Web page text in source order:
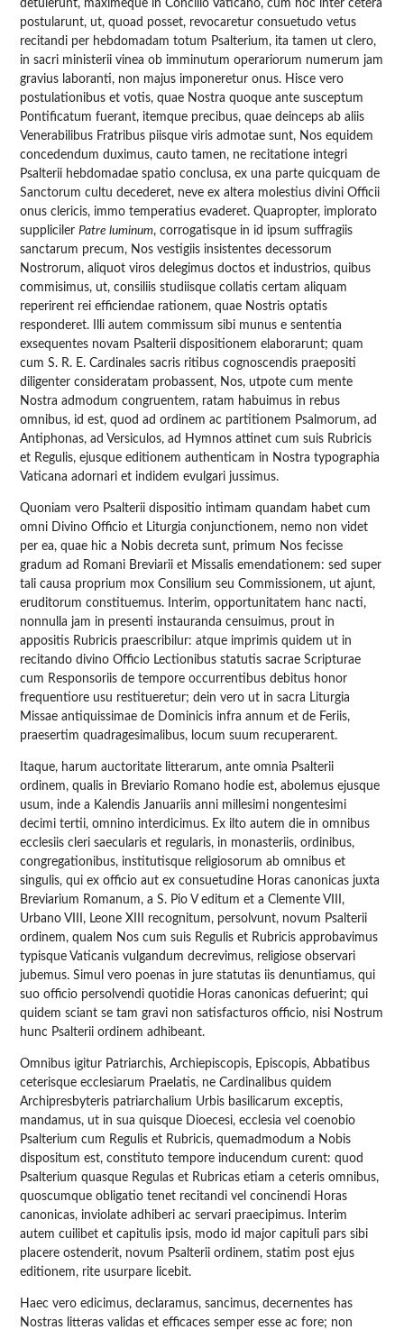
detulerunt, maximeque in Concilio Vaticano, cum hoc inter cetera
postularunt, ut, quoad posset, revocaretur consuetudo vetus
recitandi per hebdomadam totum Psalterium, ita tamen ut clero,
in sacri ministerii vinea ob imminutum operariorum numerum jam
gravius laboranti, non majus imponeretur onus. Hisce vero
postulationibus et votis, quae Nostra quoque ante susceptum
Pontificatum fuerant, itemque precibus, quae deinceps ab aliis
Venerabilibus Fratribus piisque viris admotae sunt, Nos equidem
concedendum duximus, cauto tamen, ne recitatione integri
Psalterii hebdomadae spatio conclusa, ex una parte quicquam de
Sanctorum cultu decederet, neve ex altera molestius divini Officii
onus clericis, immo temperatius evaderet. Quapropter, implorato
supplicilerPatre luminum, corrogatisque in id ipsum suffragiis
sanctarum precum, Nos vestigiis insistentes decessorum
Nostrorum, aliquot viros delegimus doctos et industrios, quibus
commisimus, ut, consiliis studiisque collatis certam aliquam
reperirent rei efficiendae rationem, quae Nostris optatis
responderet. Illi autem commissum sibi munus e sententia
exsequentes novam Psalterii dispositionem elaborarunt; quam
cum S. R. E. Cardinales sacris ritibus cognoscendis praepositi
diligenter consideratam probassent, Nos, utpote cum mente
Nostra admodum congruentem, ratam habuimus in rebus
omnibus, id est, quod ad ordinem ac partitionem Psalmorum, ad
Antiphonas, ad Versiculos, ad Hymnos attinet cum suis Rubricis
et Regulis, ejusque editionem authenticam in Nostra typographia
Vaticana adornari et indidem evulgari jussimus.
Quoniam vero Psalterii dispositio intimam quandam habet cum
omni Divino Officio et Liturgia conjunctionem, nemo non videt
per ea, quae hic a Nobis decreta sunt, primum Nos fecisse
gradum ad Romani Breviarii et Missalis emendationem: sed super
tali causa proprium mox Consilium seu Commissionem, ut ajunt,
eruditorum constituemus. Interim, opportunitatem hanc nacti,
nonnulla jam in presenti instauranda censuimus, prout in
appositis Rubricis praescribilur: atque imprimis quidem ut in
recitando divino Officio Lectionibus statutis sacrae Scripturae
cum Responsoriis de tempore occurrentibus debitus honor
frequentiore usu restitueretur; dein vero ut in sacra Liturgia
Missae antiquissimae de Dominicis infra annum et de Feriis,
praesertim quadragesimalibus, locum suum recuperarent.
Itaque, harum auctoritate litterarum, ante omnia Psalterii
ordinem, qualis in Breviario Romano hodie est, abolemus ejusque
usum, inde a Kalendis Januariis anni millesimi nongentesimi
decimi tertii, omnino interdicimus. Ex ilto autem die in omnibus
ecclesiis cleri saecularis et regularis, in monasteriis, ordinibus,
congregationibus, institutisque religiosorum ab omnibus et
singulis, qui ex officio aut ex consuetudine Horas canonicas juxta
Breviarium Romanum, a S. Pio V editum et a Clemente VIII,
Urbano VIII, Leone XIII recognitum, persolvunt, novum Psalterii
ordinem, qualem Nos cum suis Regulis et Rubricis approbavimus
typisque Vaticanis vulgandum decrevimus, religiose observari
jubemus. Simul vero poenas in jure statutas iis denuntiamus, qui
suo officio persolvendi quotidie Horas canonicas defuerint; qui
quidem sciant se tam gravi non satisfacturos officio, nisi Nostrum
hunc Psalterii ordinem adhibeant.
Omnibus igitur Patriarchis, Archiepiscopis, Episcopis, Abbatibus
ceterisque ecclesiarum Praelatis, ne Cardinalibus quidem
Archipresbyteris patriarchalium Urbis basilicarum exceptis,
mandamus, ut in sua quisque Dioecesi, ecclesia vel coenobio
Psalterium cum Regulis et Rubricis, quemadmodum a Nobis
dispositum est, constituto tempore inducendum curent: quod
Psalterium quasque Regulas et Rubricas etiam a ceteris omnibus,
quoscumque obligatio tenet recitandi vel concinendi Horas
canonicas, inviolate adhiberi ac servari praecipimus. Interim
autem cuilibet et capitulis ipsis, modo id major capituli pars sibi
placere ostenderit, novum Psalterii ordinem, statim post ejus
editionem, rite usurpare licebit.
Haec vero edicimus, declaramus, sancimus, decernentes has
Nostras litteras validas et efficaces semper esse ac fore; non